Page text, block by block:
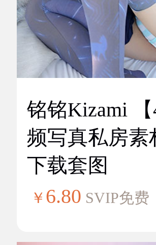
铭铭Kizami
频写真私房素
下载套图
￥ 6.80 SVIP免费